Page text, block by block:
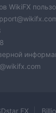
WikiFX
FX